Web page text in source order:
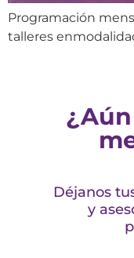
Programación
talleres
Déjanos
y